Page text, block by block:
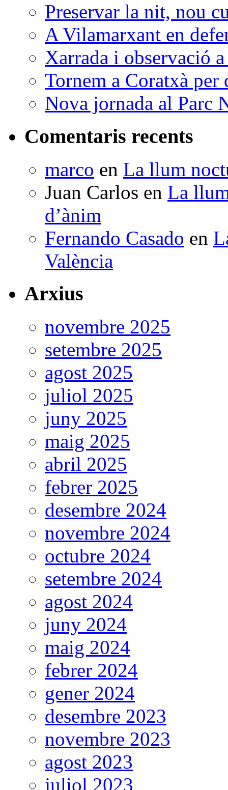
Preservar la nit, nou
A Vilamarxant en
Xarrada i observació
Tornem a Coratxà per
Nova jornada al Parc
Comentaris recents
marco en La llum
Juan Carlos en La
d’ànim
Fernando Casado en
València
Arxius
novembre 2025
setembre 2025
agost 2025
juliol 2025
juny 2025
maig 2025
abril 2025
febrer 2025
desembre 2024
novembre 2024
octubre 2024
setembre 2024
agost 2024
juny 2024
maig 2024
febrer 2024
gener 2024
desembre 2023
novembre 2023
agost 2023
juliol 2023